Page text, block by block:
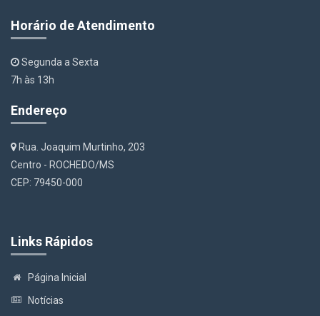
Horário de Atendimento
Segunda a Sexta
7h às 13h
Endereço
Rua. Joaquim Murtinho, 203
Centro - ROCHEDO/MS
CEP: 79450-000
Links Rápidos
Página Inicial
Notícias